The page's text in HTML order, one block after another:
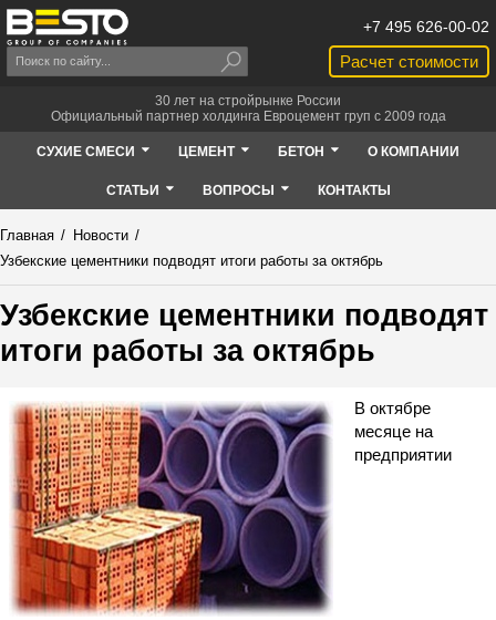
Расчет стоимости
+7 495 626-00-02
30 лет на стройрынке России
Официальный партнер холдинга Евроцемент груп с 2009 года
СУХИЕ СМЕСИ ЦЕМЕНТ БЕТОН О КОМПАНИИ
СТАТЬИ ВОПРОСЫ КОНТАКТЫ
Главная / Новости /
Узбекские цементники подводят итоги работы за октябрь
Узбекские цементники подводят
итоги работы за октябрь
В октябре
месяце на
предприятии